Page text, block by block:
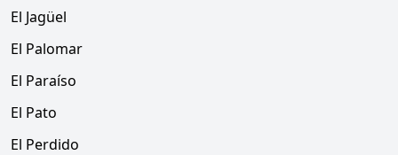
El Jagüel
El Palomar
El Paraíso
El Pato
El Perdido